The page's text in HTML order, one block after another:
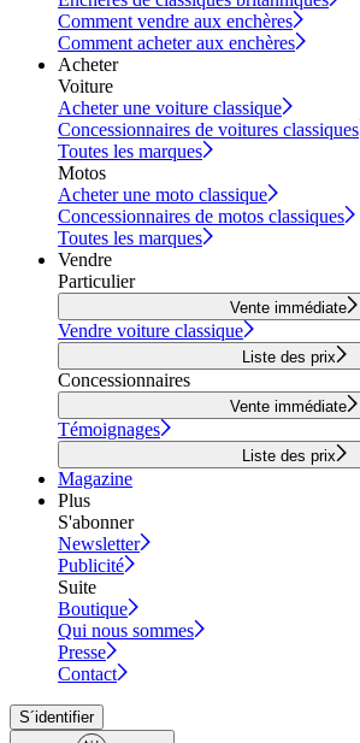
Comment vendre aux enchères
Comment acheter aux enchères
Acheter
Voiture
Acheter une voiture classique
Concessionnaires de voitures classiques
Toutes les marques
Motos
Acheter une moto classique
Concessionnaires de motos classiques
Toutes les marques
Vendre
Particulier
Vente immédiate
Vendre voiture classique
Liste des prix
Concessionnaires
Vente immédiate
Témoignages
Liste des prix
Magazine
Plus
S'abonner
Newsletter
Publicité
Suite
Boutique
Qui nous sommes
Presse
Contact
S´identifier